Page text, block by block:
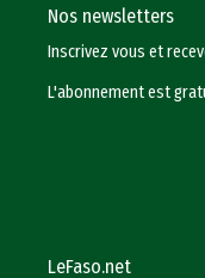
Nos newsletters
Inscrivez vous et
L'abonnement est
LeFaso.net